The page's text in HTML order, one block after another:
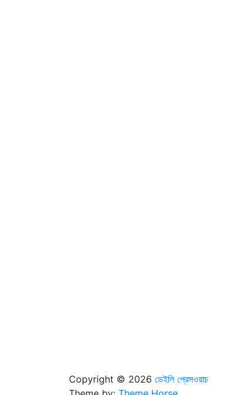
Copyright © 2026 ডেইলি প্রেসওয়াচ